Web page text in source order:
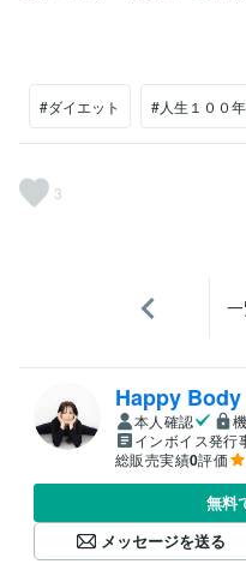
#ダイエット #人生１００
3
Happy Body
本人確認
インボイス発行
総販売実績0評価
無料
メッセージを送る